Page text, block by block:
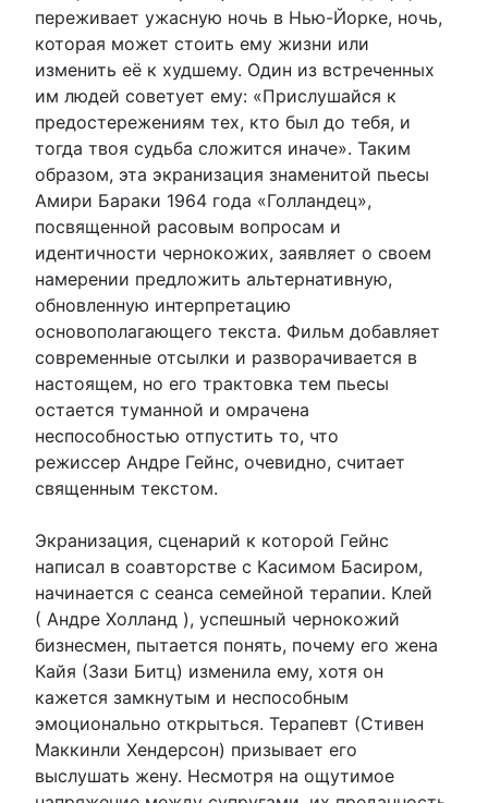
переживает ужасную ночь в Нью-Йорке, ночь,
которая может стоить ему жизни или
изменить её к худшему. Один из встреченных
им людей советует ему: «Прислушайся к
предостережениям тех, кто был до тебя, и
тогда твоя судьба сложится иначе». Таким
образом, эта экранизация знаменитой пьесы
Амири Бараки 1964 года «Голландец»,
посвященной расовым вопросам и
идентичности чернокожих, заявляет о своем
намерении предложить альтернативную,
обновленную интерпретацию
основополагающего текста. Фильм добавляет
современные отсылки и разворачивается в
настоящем, но его трактовка тем пьесы
остается туманной и омрачена
неспособностью отпустить то, что
режиссер Андре Гейнс, очевидно, считает
священным текстом.
Экранизация, сценарий к которой Гейнс
написал в соавторстве с Касимом Басиром,
начинается с сеанса семейной терапии. Клей
( Андре Холланд ), успешный чернокожий
бизнесмен, пытается понять, почему его жена
Кайя (Зази Битц) изменила ему, хотя он
кажется замкнутым и неспособным
эмоционально открыться. Терапевт (Стивен
Маккинли Хендерсон) призывает его
выслушать жену. Несмотря на ощутимое